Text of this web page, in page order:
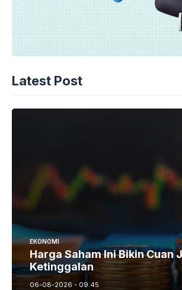
Latest Post
EKONOMI
Harga Saham Ini Bikin Cuan
Ketinggalan
06-08-2026 - 09.45